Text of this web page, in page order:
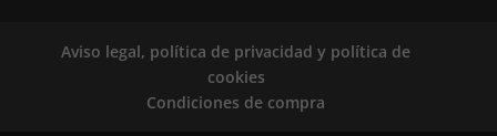
Aviso legal, política de privacidad y política de
cookies
Condiciones de compra